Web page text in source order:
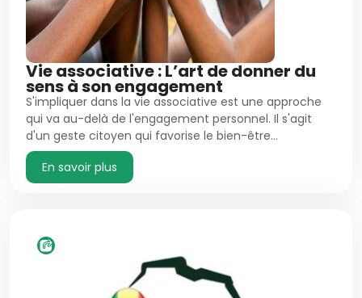
Vie associative : L’art de donner du
sens à son engagement
S'impliquer dans la vie associative est une approche
qui va au-delà de l'engagement personnel. Il s'agit
d'un geste citoyen qui favorise le bien-être…
En savoir plus